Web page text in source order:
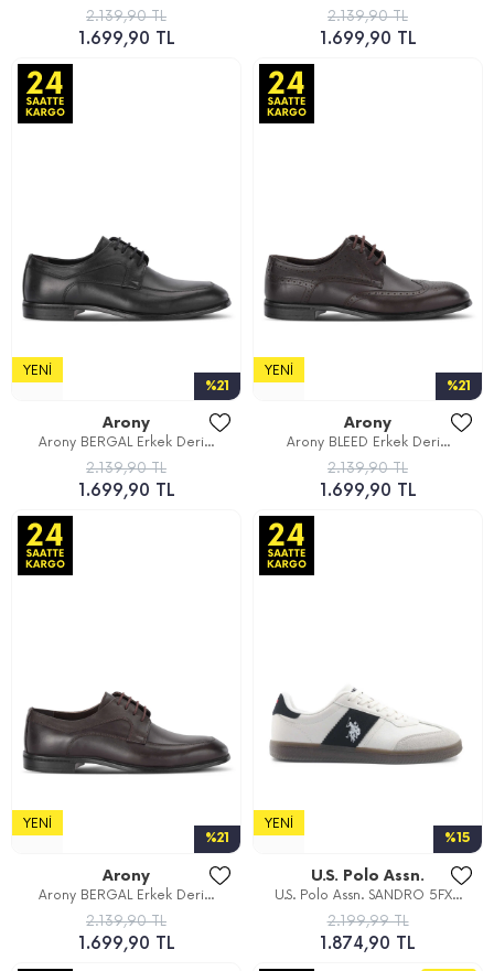
2.139,90 TL
1.699,90 TL
2.139,90 TL
1.699,90 TL
%21
YENI
Arony
Arony BERGAL Erkek Deri...
2.139,90 TL
1.699,90 TL
%21
YENI
Arony
Arony BLEED Erkek Deri...
2.139,90 TL
1.699,90 TL
%21
YENI
Arony
Arony BERGAL Erkek Deri...
2.139,90 TL
1.699,90 TL
%15
YENI
U.S. Polo Assn.
U.S. Polo Assn. SANDRO 5FX...
2.199,99 TL
1.874,90 TL